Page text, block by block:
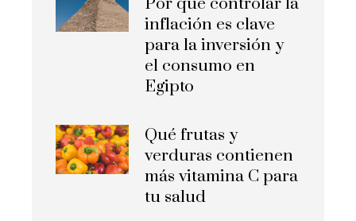
inflación es clave
para la inversión y
el consumo en
Egipto
Qué frutas y
verduras contienen
más vitamina C para
tu salud